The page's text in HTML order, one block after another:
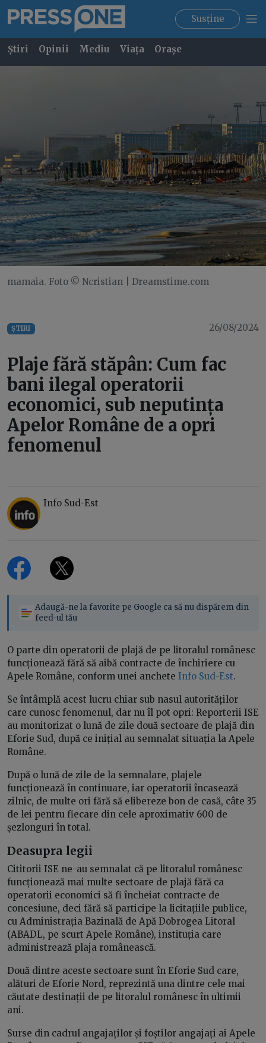
Susține
Știri Opinii Mediu Viața Orașe
mamaia. Foto © Ncristian | Dreamstime.com
ȘTIRI 26/08/2024
Plaje fără stăpân: Cum fac
bani ilegal operatorii
economici, sub neputința
Apelor Române de a opri
fenomenul
Info Sud-Est
Adaugă-ne la favorite pe Google ca să nu dispărem din
feed-ul tău
O parte din operatorii de plajă de pe litoralul românesc
funcționează fără să aibă contracte de închiriere cu
Apele Române, conform unei anchete Info Sud-Est.
Se întâmplă acest lucru chiar sub nasul autorităților
care cunosc fenomenul, dar nu îl pot opri: Reporterii ISE
au monitorizat o lună de zile două sectoare de plajă din
Eforie Sud, după ce inițial au semnalat situația la Apele
Române.
După o lună de zile de la semnalare, plajele
funcționează în continuare, iar operatorii încasează
zilnic, de multe ori fără să elibereze bon de casă, câte 35
de lei pentru fiecare din cele aproximativ 600 de
șezlonguri în total.
Deasupra legii
Cititorii ISE ne-au semnalat că pe litoralul românesc
funcționează mai multe sectoare de plajă fără ca
operatorii economici să fi încheiat contracte de
concesiune, deci fără să participe la licitațiile publice,
cu Administrația Bazinală de Apă Dobrogea Litoral
(ABADL, pe scurt Apele Române), instituția care
administrează plaja românească.
Două dintre aceste sectoare sunt în Eforie Sud care,
alături de Eforie Nord, reprezintă una dintre cele mai
căutate destinații de pe litoralul românesc în ultimii
ani.
Surse din cadrul angajaților și foștilor angajați ai Apele